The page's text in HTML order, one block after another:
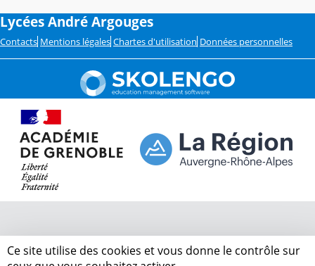
Lycées André Argouges
Contacts Mentions légales Chartes d'utilisation Données personnelles
Ce site utilise des cookies et vous donne le contrôle sur